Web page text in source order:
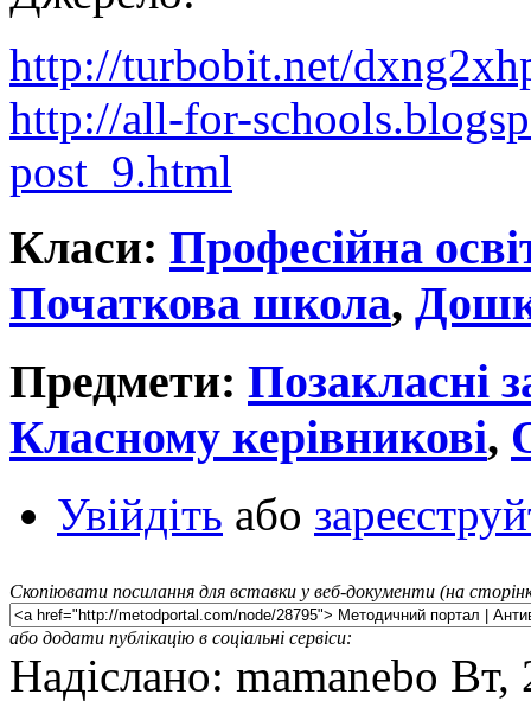
http://turbobit.net/
http://all-for-
post_9.html
Класи: Професійна
Початкова школа,
Предмети: Позакласні
Класному керівникові,
Увійдіть або
Скопіювати посилання для вставки у веб-документи (на
або додати публікацію в соціальні сервіси:
Надіслано: mamanebo